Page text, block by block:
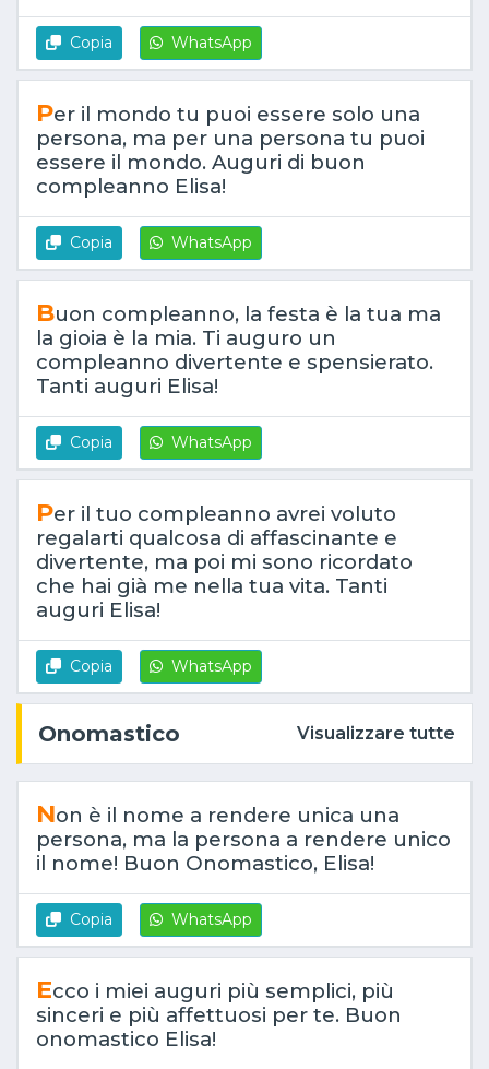
Copia WhatsApp
Per il mondo tu puoi essere solo una
persona, ma per una persona tu puoi
essere il mondo. Auguri di buon
compleanno Elisa!
Copia WhatsApp
Buon compleanno, la festa è la tua ma
la gioia è la mia. Ti auguro un
compleanno divertente e spensierato.
Tanti auguri Elisa!
Copia WhatsApp
Per il tuo compleanno avrei voluto
regalarti qualcosa di affascinante e
divertente, ma poi mi sono ricordato
che hai già me nella tua vita. Tanti
auguri Elisa!
Copia WhatsApp
Onomastico Visualizzare tutte
Non è il nome a rendere unica una
persona, ma la persona a rendere unico
il nome! Buon Onomastico, Elisa!
Copia WhatsApp
Ecco i miei auguri più semplici, più
sinceri e più affettuosi per te. Buon
onomastico Elisa!